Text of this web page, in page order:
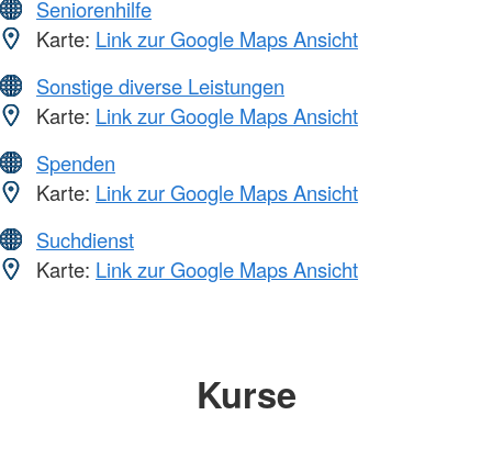
Seniorenhilfe
Karte: Link zur Google Maps Ansicht
Sonstige diverse Leistungen
Karte: Link zur Google Maps Ansicht
Spenden
Karte: Link zur Google Maps Ansicht
Suchdienst
Karte: Link zur Google Maps Ansicht
Kurse